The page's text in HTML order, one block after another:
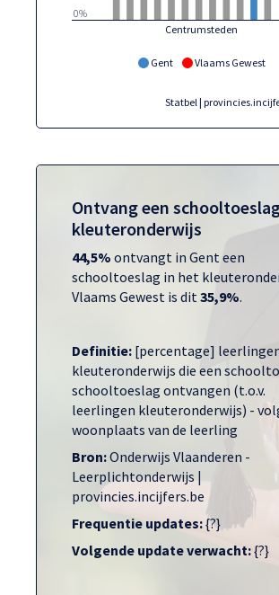
Gent Vlaams Gewest
Centrumsteden
0%
Statbel |
Ontvang een
kleuteronderwijs
44,5% ontvangt in Gent een
schooltoeslag in het
Vlaams Gewest is dit 35,9%.
Definitie: [percentage]
kleuteronderwijs die een
schooltoeslag ontvangen (t.o.v.
leerlingen kleuteronderwijs) -
woonplaats van de leerling
Bron:Onderwijs Vlaanderen -
Leerplichtonderwijs |
provincies.incijfers.be
Frequentie updates:{?}
Volgende update verwacht:{?}